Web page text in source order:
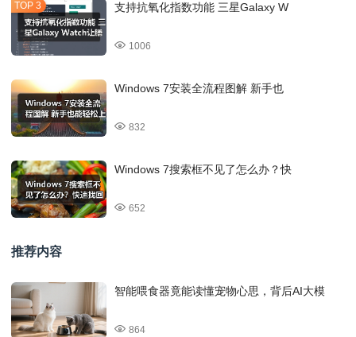
支持抗氧化指数功能 三星Galaxy W
1006
Windows 7安装全流程图解 新手也
832
Windows 7搜索框不见了怎么办？快
652
推荐内容
智能喂食器竟能读懂宠物心思，背后AI大模
864